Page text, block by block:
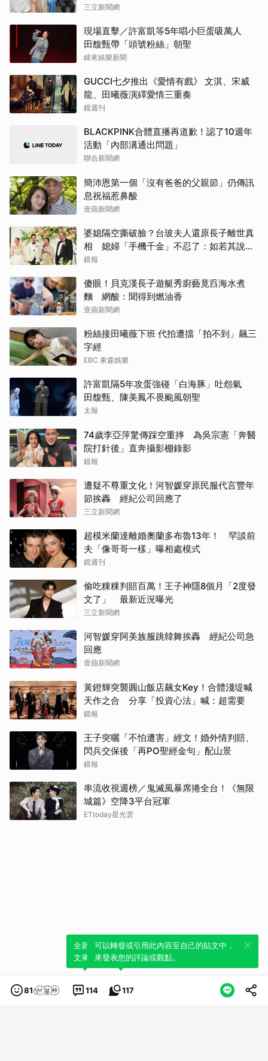
三立新聞網
現場直擊／許富凱等5年唱小巨蛋吸萬人
田馥甄帶「頭號粉絲」朝聖
緯來娛樂新聞
GUCCI七夕推出《愛情有戲》 文淇、宋威
龍、田曦薇演繹愛情三重奏
鏡週刊
BLACKPINK合體直播再道歉！認了10週年
活動「內部溝通出問題」
聯合新聞網
簡沛恩第一個「沒有爸爸的父親節」仍傳訊
息祝福惹鼻酸
壹蘋新聞網
婆媳隔空撕破臉？台玻夫人還原長子離世真
相 媳婦「手機千金」不忍了：如若其說，
他還需要離開嗎
鏡報
傻眼！貝克漢長子遊艇秀廚藝竟舀海水煮
麵 網酸：聞得到燃油香
壹蘋新聞網
粉絲接田曦薇下班 代拍遭擋「拍不到」飆三
字經
EBC 東森娛樂
許富凱隔5年攻蛋強碰「白海豚」吐怨氣
田馥甄、陳美鳳不畏颱風朝聖
太報
74歲李亞萍驚傳踩空重摔 為吳宗憲「奔醫
院打針後」直奔攝影棚錄影
鏡報
遭疑不尊重文化！河智媛穿原民服代言豐年
節挨轟 經紀公司回應了
三立新聞網
超模米蘭達離婚奧蘭多布魯13年！ 罕談前
夫「像哥哥一樣」曝相處模式
鏡週刊
偷吃粿粿判賠百萬！王子神隱8個月「2度發
文了」 最新近況曝光
三立新聞網
河智媛穿阿美族服跳韓舞挨轟 經紀公司急
回應
壹蘋新聞網
黃鐙輝突襲圓山飯店飆女Key！合體淺堤喊
天作之合 分享「投資心法」喊：超需要
鏡報
王子突曬「不怕遭害」經文！婚外情判賠、
閃兵交保後「再PO聖經金句」配山景
鏡報
串流收視週榜／鬼滅風暴席捲全台！《無限
城篇》空降3平台冠軍
ETtoday星光雲
81 114
全新體驗！一鍵引用此內容，透過發布貼
文來輕鬆表達個人立場。
117
可以轉發或引用此內容至自己的貼文中，
來發表您的評論或觀點。